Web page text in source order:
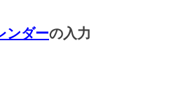
ンダーの入力